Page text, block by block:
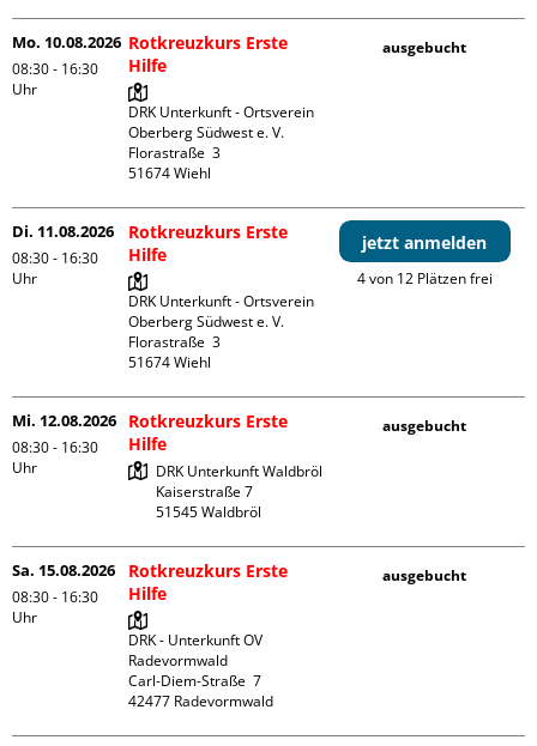
Mo. 10.08.2026
08:30 - 16:30
Uhr
Rotkreuzkurs Erste
Hilfe
DRK Unterkunft - Ortsverein
Oberberg Südwest e. V.
Florastraße  3
ausgebucht
Di. 11.08.2026
08:30 - 16:30
Uhr
Rotkreuzkurs Erste
Hilfe
DRK Unterkunft - Ortsverein
Oberberg Südwest e. V.
Florastraße  3
jetzt anmelden
4 von 12 Plätzen frei
Mi. 12.08.2026
08:30 - 16:30
Uhr
Rotkreuzkurs Erste
Hilfe
DRK Unterkunft Waldbröl
Kaiserstraße 7
ausgebucht
Sa. 15.08.2026
08:30 - 16:30
Uhr
Rotkreuzkurs Erste
Hilfe
DRK - Unterkunft OV
Radevormwald
Carl-Diem-Straße  7
ausgebucht